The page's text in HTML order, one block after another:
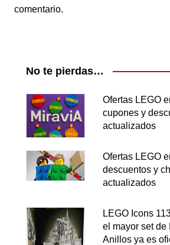
comentario.
No te pierdas…
Ofertas LEGO
cupones y
actualizados
Ofertas LEGO
descuentos y
actualizados
LEGO Icons
el mayor set de
Anillos ya es